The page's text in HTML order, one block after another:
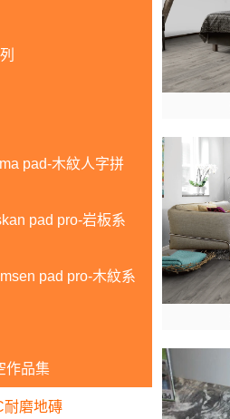
pad-木紋人字拼
pad pro-岩板系
pad pro-木紋系
作品集
耐磨地磚